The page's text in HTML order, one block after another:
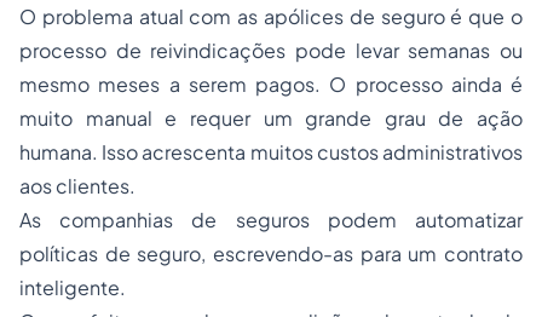
O problema atual com as apólices de seguro é que o
processo de reivindicações pode levar semanas ou
mesmo meses a serem pagos. O processo ainda é
muito manual e requer um grande grau de ação
humana. Isso acrescenta muitos custos administrativos
aos clientes.
As companhias de seguros podem automatizar
políticas de seguro, escrevendo-as para um contrato
inteligente.